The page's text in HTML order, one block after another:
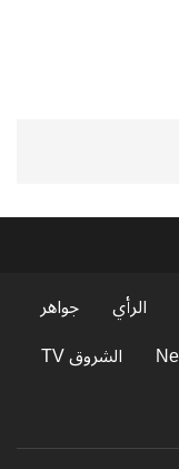
الرأي
جواهر
الشروق TV